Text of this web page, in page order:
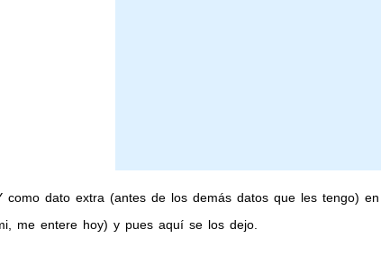
como dato extra (antes de los demás datos que les tengo)
me entere hoy) y pues aquí se los dejo.